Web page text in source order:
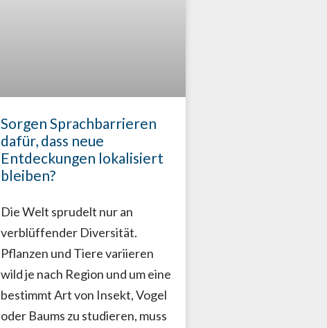
Sorgen Sprachbarrieren
dafür, dass neue
Entdeckungen lokalisiert
bleiben?
Die Welt sprudelt nur an
verblüffender Diversität.
Pflanzen und Tiere variieren
wild je nach Region und um eine
bestimmt Art von Insekt, Vogel
oder Baums zu studieren, muss